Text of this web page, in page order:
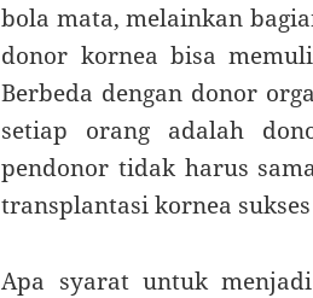
bola mata, melainkan
donor kornea bisa
Berbeda dengan donor
setiap orang adalah
pendonor tidak harus
transplantasi kornea
Apa syarat untuk